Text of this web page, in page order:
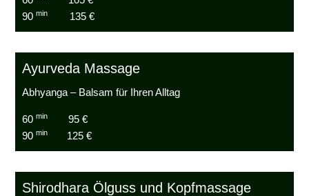
90min 135 €
Ayurveda Massage
Abhyanga – Balsam für Ihren Alltag
60min
95 €
90min 125 €
Shirodhara Ölguss und Kopfmassage